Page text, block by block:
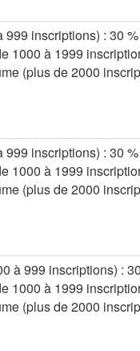
inscriptions) : 30
1000 à 1999
(plus de 2000
inscriptions) : 30
1000 à 1999
(plus de 2000
à 999 inscriptions) :
1000 à 1999
(plus de 2000